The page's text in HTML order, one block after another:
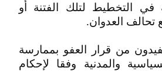
التخطيط لتلك الفتنة أو
تحالف العدوان.
من قرار العفو بممارسة
والمدنية وفقا لإحكام